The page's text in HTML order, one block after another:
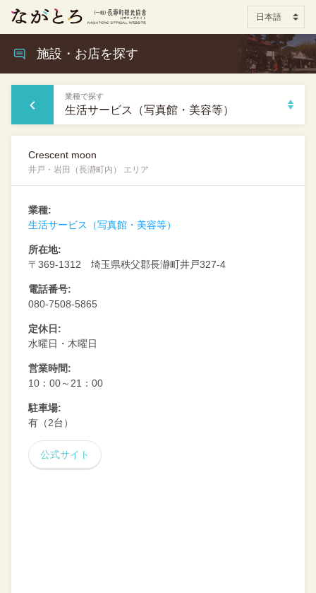
施設・お店を探す
業種で探す
生活サービス（写真館・美容等）
Crescent moon
井戸・岩田（長瀞町内） エリア
業種:
生活サービス（写真館・美容等）
所在地:
〒369-1312 埼玉県秩父郡長瀞町井戸327-4
電話番号:
080-7508-5865
定休日:
水曜日・木曜日
営業時間:
10：00～21：00
駐車場:
有（2台）
公式サイト